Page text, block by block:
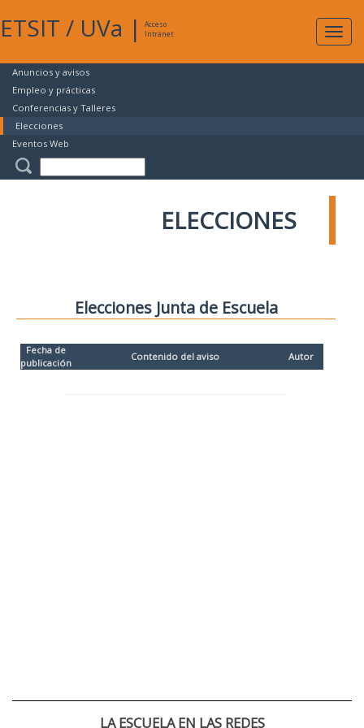
ETSIT / UVa |
Acceso
Intranet
Anuncios y avisos
Empleo y prácticas
Conferencias y Talleres
Elecciones
Eventos Web
ELECCIONES
Elecciones Junta de Escuela
Fecha de
publicación
Contenido del aviso Autor
LA ESCUELA EN LAS REDES